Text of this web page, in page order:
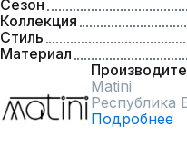
Сезон
Коллекция
Стиль
Материал
Matini
Республика
Подробнее